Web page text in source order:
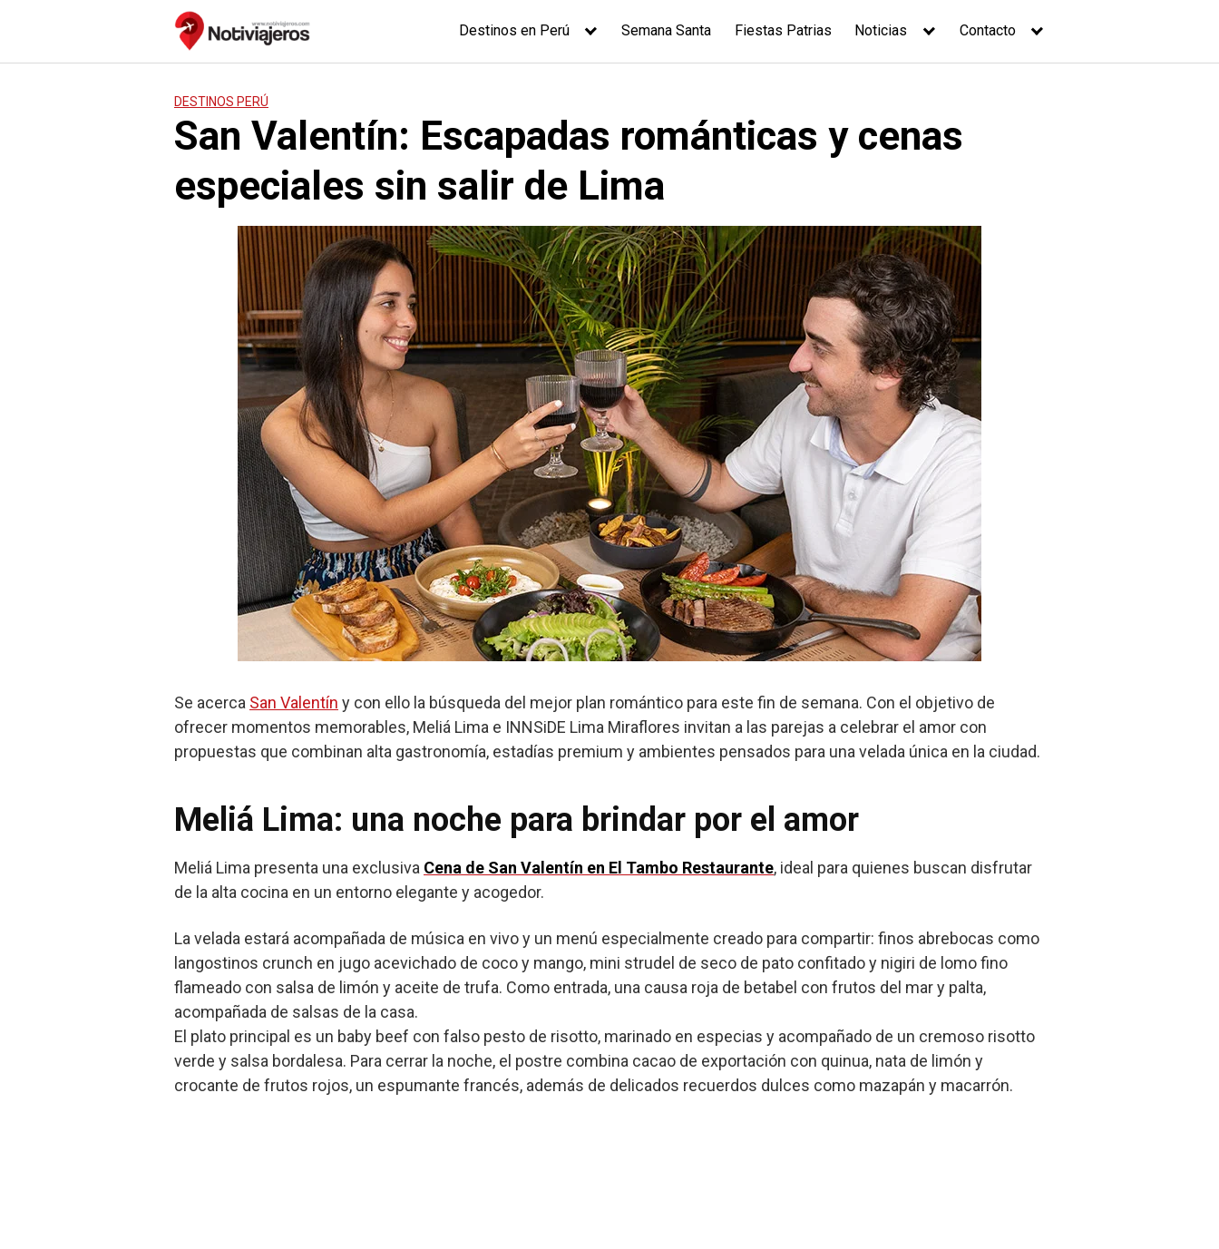
Destinos en Perú Semana Santa Fiestas Patrias Noticias Contacto
DESTINOS PERÚ
San Valentín: Escapadas románticas y cenas
especiales sin salir de Lima
Se acerca San Valentín y con ello la búsqueda del mejor plan romántico para este fin de semana. Con el objetivo de
ofrecer momentos memorables, Meliá Lima e INNSiDE Lima Miraflores invitan a las parejas a celebrar el amor con
propuestas que combinan alta gastronomía, estadías premium y ambientes pensados para una velada única en la ciudad.
Meliá Lima: una noche para brindar por el amor
Meliá Lima presenta una exclusiva Cena de San Valentín en El Tambo Restaurante, ideal para quienes buscan disfrutar
de la alta cocina en un entorno elegante y acogedor.
La velada estará acompañada de música en vivo y un menú especialmente creado para compartir: finos abrebocas como
langostinos crunch en jugo acevichado de coco y mango, mini strudel de seco de pato confitado y nigiri de lomo fino
flameado con salsa de limón y aceite de trufa. Como entrada, una causa roja de betabel con frutos del mar y palta,
acompañada de salsas de la casa.
El plato principal es un baby beef con falso pesto de risotto, marinado en especias y acompañado de un cremoso risotto
verde y salsa bordalesa. Para cerrar la noche, el postre combina cacao de exportación con quinua, nata de limón y
crocante de frutos rojos, un espumante francés, además de delicados recuerdos dulces como mazapán y macarrón.